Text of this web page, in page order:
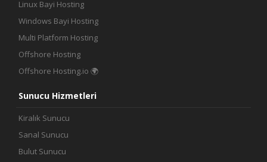
İletişim
Linux Bayi Hosting
Windows Bayi Hosting
Multi Platform Hosting
Offshore Hosting
Offshore Hosting.io 🌍
Sunucu Hizmetleri
Kiralık Sunucu
Sanal Sunucu
Bulut Sunucu